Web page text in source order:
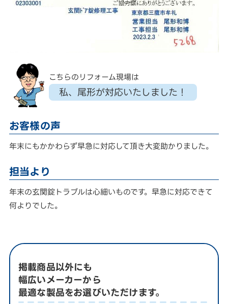
こちらのリフォーム現場は
私、尾形が対応いたしました！
お客様の声
年末にもかかわらず早急に対応して頂き大変助かりました。
担当より
年末の玄関錠トラブルは心細いものです。早急に対応できて
何よりでした。
掲載商品以外にも
幅広いメーカーから
最適な製品をお選びいただけます。